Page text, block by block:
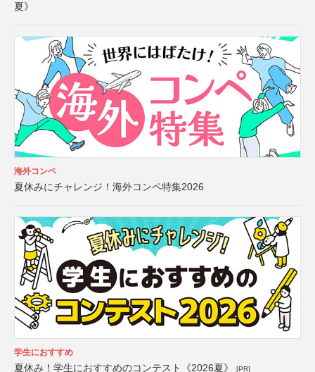
夏》
海外コンペ
夏休みにチャレンジ！海外コンペ特集2026
学生におすすめ
夏休み！学生におすすめのコンテスト《2026夏》 [PR]